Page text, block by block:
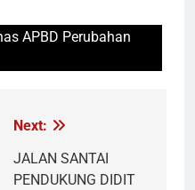
APBD Perubahan
Next:
JALAN SANTAI
PENDUKUNG DIDIT